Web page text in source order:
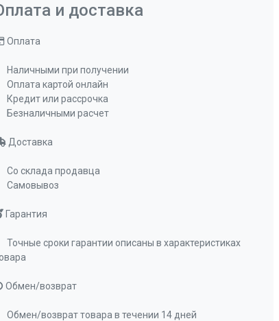
и доставка
Оплата
Наличными при получении
Оплата картой онлайн
Кредит или рассрочка
Безналичными расчет
Доставка
Со склада продавца
Самовывоз
Гарантия
Точные сроки гарантии описаны в характеристиках
Обмен/возврат
Обмен/возврат товара в течении 14 дней